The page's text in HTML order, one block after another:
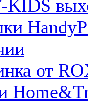
KIDS
от